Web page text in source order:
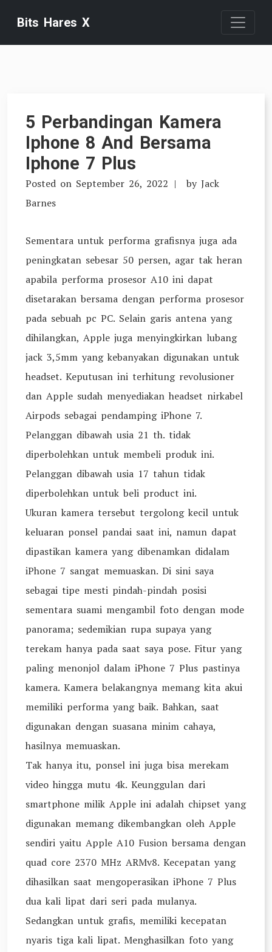
content
Bits Hares X
5 Perbandingan Kamera
Iphone 8 And Bersama
Iphone 7 Plus
Posted on September 26, 2022 by Jack
Barnes
Sementara untuk performa grafisnya juga ada
peningkatan sebesar 50 persen, agar tak heran
apabila performa prosesor A10 ini dapat
disetarakan bersama dengan performa prosesor
pada sebuah pc PC. Selain garis antena yang
dihilangkan, Apple juga menyingkirkan lubang
jack 3,5mm yang kebanyakan digunakan untuk
headset. Keputusan ini terhitung revolusioner
dan Apple sudah menyediakan headset nirkabel
Airpods sebagai pendamping iPhone 7.
Pelanggan dibawah usia 21 th. tidak
diperbolehkan untuk membeli produk ini.
Pelanggan dibawah usia 17 tahun tidak
diperbolehkan untuk beli product ini.
Ukuran kamera tersebut tergolong kecil untuk
keluaran ponsel pandai saat ini, namun dapat
dipastikan kamera yang dibenamkan didalam
iPhone 7 sangat memuaskan. Di sini saya
sebagai tipe mesti pindah-pindah posisi
sementara suami mengambil foto dengan mode
panorama; sedemikian rupa supaya yang
terekam hanya pada saat saya pose. Fitur yang
paling menonjol dalam iPhone 7 Plus pastinya
kamera. Kamera belakangnya memang kita akui
memiliki performa yang baik. Bahkan, saat
digunakan dengan suasana minim cahaya,
hasilnya memuaskan.
Tak hanya itu, ponsel ini juga bisa merekam
video hingga mutu 4k. Keunggulan dari
smartphone milik Apple ini adalah chipset yang
digunakan memang dikembangkan oleh Apple
sendiri yaitu Apple A10 Fusion bersama dengan
quad core 2370 MHz ARMv8. Kecepatan yang
dihasilkan saat mengoperasikan iPhone 7 Plus
dua kali lipat dari seri pada mulanya.
Sedangkan untuk grafis, memiliki kecepatan
nyaris tiga kali lipat. Menghasilkan foto yang